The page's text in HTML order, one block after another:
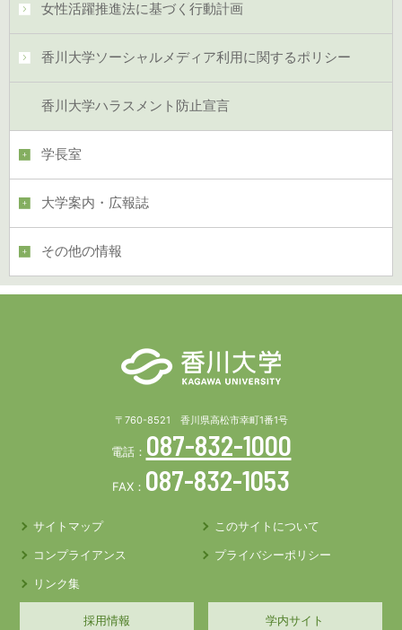
女性活躍推進法に基づく行動計画
香川大学ソーシャルメディア利用に関するポリシー
香川大学ハラスメント防止宣言
学長室
大学案内・広報誌
その他の情報
〒760-8521 香川県高松市幸町1番1号
電話： 087-832-1000
FAX： 087-832-1053
サイトマップ
このサイトについて
コンプライアンス
プライバシーポリシー
リンク集
採用情報 学内サイト